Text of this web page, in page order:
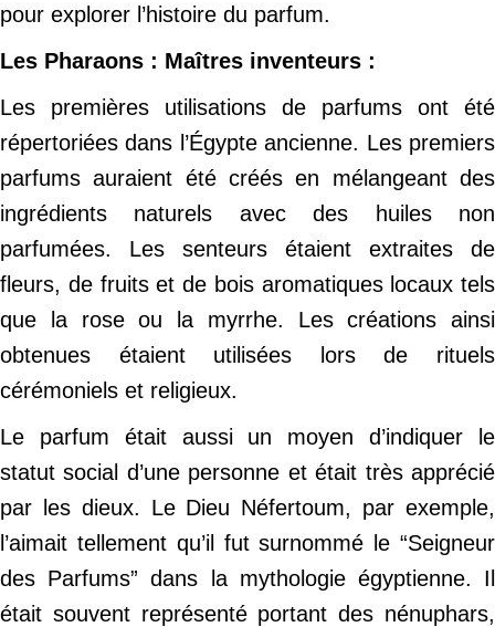
pour explorer l’histoire du parfum.
Les Pharaons : Maîtres inventeurs :
Les premières utilisations de parfums ont été
répertoriées dans l’Égypte ancienne. Les premiers
parfums auraient été créés en mélangeant des
ingrédients naturels avec des huiles non
parfumées. Les senteurs étaient extraites de
fleurs, de fruits et de bois aromatiques locaux tels
que la rose ou la myrrhe. Les créations ainsi
obtenues étaient utilisées lors de rituels
cérémoniels et religieux.
Le parfum était aussi un moyen d’indiquer le
statut social d’une personne et était très apprécié
par les dieux. Le Dieu Néfertoum, par exemple,
l’aimait tellement qu’il fut surnommé le “Seigneur
des Parfums” dans la mythologie égyptienne. Il
était souvent représenté portant des nénuphars,